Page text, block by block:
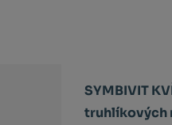
SYMBIVIT
truhlíkových